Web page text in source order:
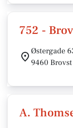
752 -
Østergade
9460 Brovst
A.